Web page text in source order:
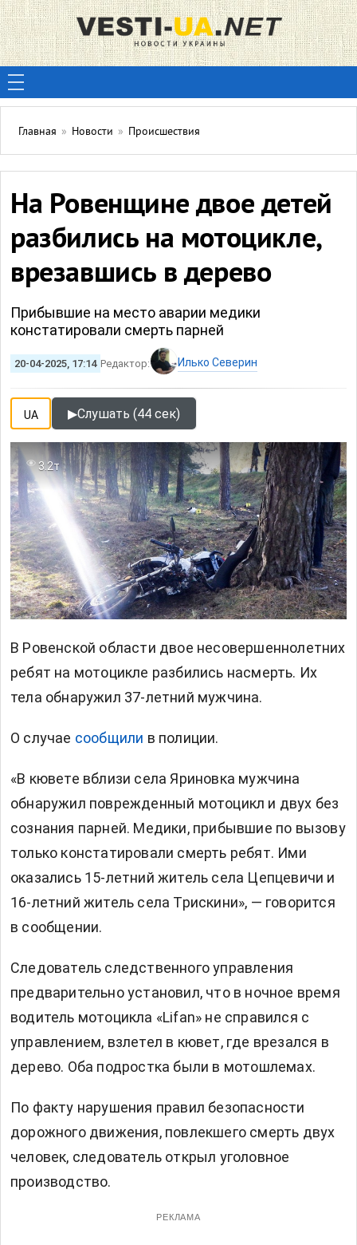
Главная » Новости » Происшествия
На Ровенщине двое детей
разбились на мотоцикле,
врезавшись в дерево
Прибывшие на место аварии медики
констатировали смерть парней
20-04-2025, 17:14 Редактор: Илько Северин
UA ▶Слушать (44 сек)
3.2т
В Ровенской области двое несовершеннолетних
ребят на мотоцикле разбились насмерть. Их
тела обнаружил 37-летний мужчина.
О случае сообщили в полиции.
«В кювете вблизи села Яриновка мужчина
обнаружил поврежденный мотоцикл и двух без
сознания парней. Медики, прибывшие по вызову
только констатировали смерть ребят. Ими
оказались 15-летний житель села Цепцевичи и
16-летний житель села Трискини», — говорится
в сообщении.
Следователь следственного управления
предварительно установил, что в ночное время
водитель мотоцикла «Lifan» не справился с
управлением, взлетел в кювет, где врезался в
дерево. Оба подростка были в мотошлемах.
По факту нарушения правил безопасности
дорожного движения, повлекшего смерть двух
человек, следователь открыл уголовное
производство.
РЕКЛАМА